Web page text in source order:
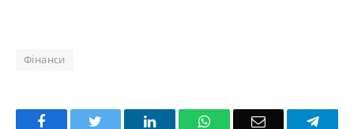
Фінанси
Facebook LinkedInWhatsAppEmail